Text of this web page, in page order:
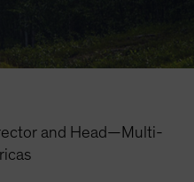
and Head—Multi-